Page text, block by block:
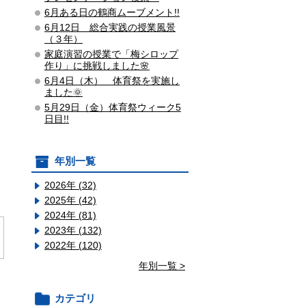
6月ある日の鶴商ムーブメント!!
6月12日 総合実践の授業風景
（３年）
家庭演習の授業で「梅シロップ
作り」に挑戦しました🌸
6月4日（木） 体育祭を実施し
ました🌞
5月29日（金）体育祭ウィーク5
日目!!
年別一覧
2026年 (32)
2025年 (42)
2024年 (81)
2023年 (132)
2022年 (120)
年別一覧 >
カテゴリ